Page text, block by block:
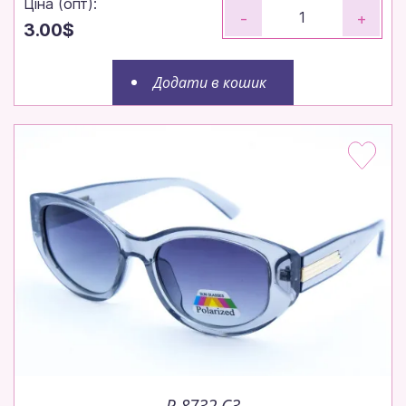
3.00$
- +
Додати в кошик